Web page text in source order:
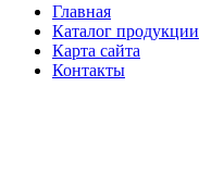
Главная
Каталог продукции
Карта сайта
Контакты